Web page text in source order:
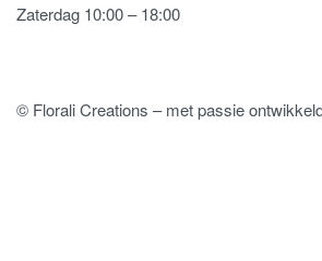
Zaterdag 10:00 – 18:00
© Florali Creations – met passie